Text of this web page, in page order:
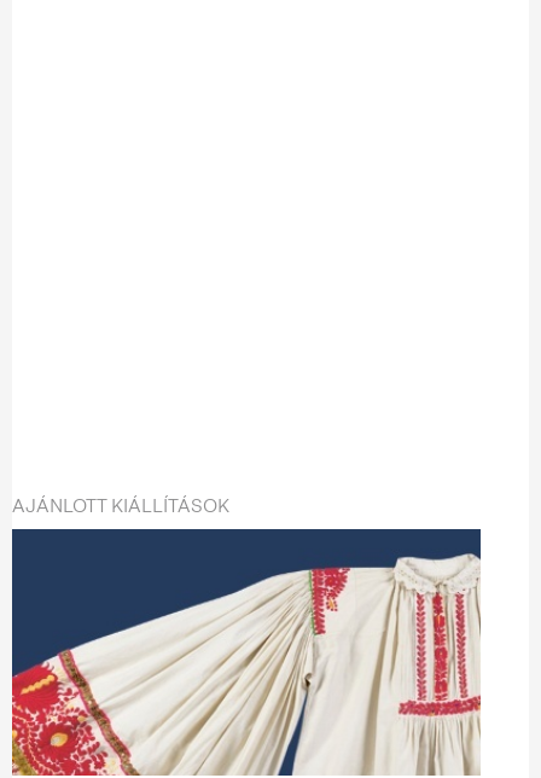
AJÁNLOTT KIÁLLÍTÁSOK